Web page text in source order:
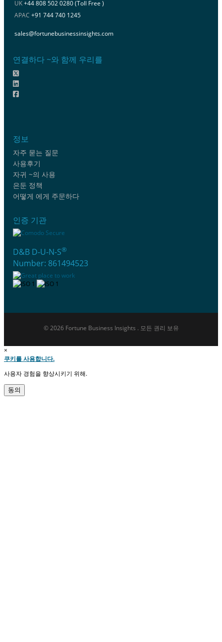
UK+44 808 502 0280 (Toll Free )
APAC +91 744 740 1245
sales@fortunebusinessinsights.com
연결하다 ~와 함께 우리를
정보
자주 묻는 질문
사용후기
자귀 ~의 사용
은둔 정책
어떻게 에게 주문하다
인증 기관
D&B D-U-N-S®
Number: 861494523
© 2026 Fortune Business Insights . 모든 권리 보유
×
쿠키를 사용합니다.
사용자 경험을 향상시키기 위해.
동의